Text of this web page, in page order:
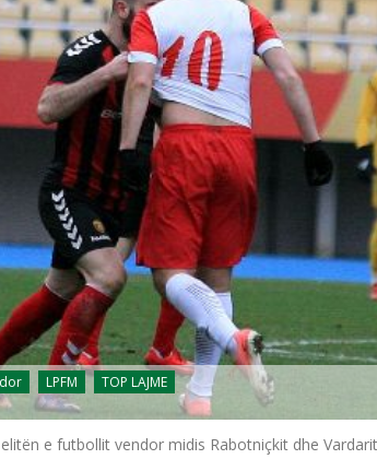
LPFM TOP LAJME
e futbollit vendor midis Rabotniçkit dhe